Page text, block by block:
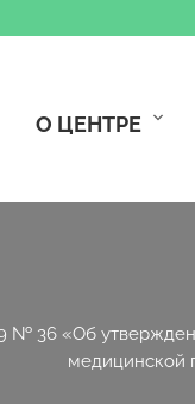
О ЦЕНТРЕ
36 «Об
медицинской